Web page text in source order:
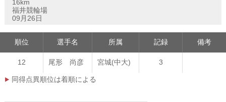
16km
福井競輪場
09月26日
順位 選手名 所属 記録 備考
12 尾形 尚彦 宮城(中大) 3
同得点異順位は着順による